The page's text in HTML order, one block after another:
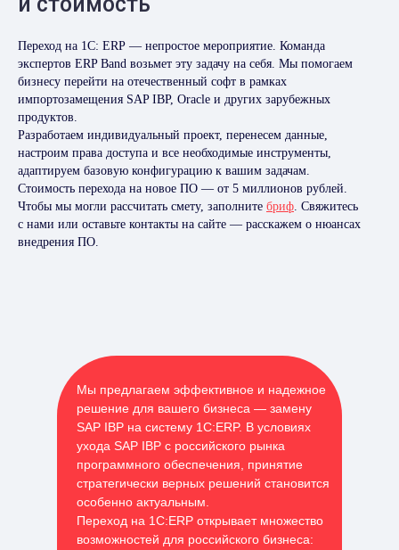
Переход на 1С: ERP — непростое мероприятие. Команда
экспертов ERP Band возьмет эту задачу на себя. Мы помогаем
бизнесу перейти на отечественный софт в рамках
импортозамещения SAP IBP, Oracle и других зарубежных
продуктов.
Разработаем индивидуальный проект, перенесем данные,
настроим права доступа и все необходимые инструменты,
адаптируем базовую конфигурацию к вашим задачам.
Стоимость перехода на новое ПО — от 5 миллионов рублей.
Чтобы мы могли рассчитать смету, заполните бриф. Свяжитесь
с нами или оставьте контакты на сайте — расскажем о нюансах
внедрения ПО.
Мы предлагаем эффективное и надежное
решение для вашего бизнеса — замену
SAP IBP на систему 1С:ERP. В условиях
ухода SAP IBP с российского рынка
программного обеспечения, принятие
стратегически верных решений становится
особенно актуальным.
Переход на 1С:ERP открывает множество
возможностей для российского бизнеса: